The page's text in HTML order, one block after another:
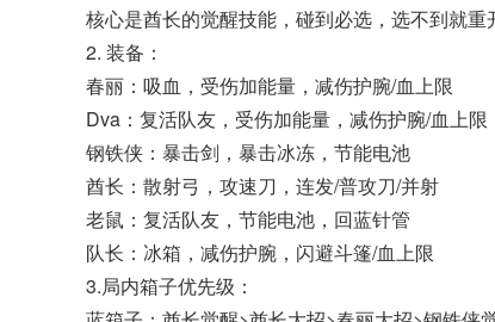
核心是酋长的觉醒技能，碰到必选，选不到就重
2. 装备：
春丽：吸血，受伤加能量，减伤护腕/血上限
Dva：复活队友，受伤加能量，减伤护腕/血上限
钢铁侠：暴击剑，暴击冰冻，节能电池
酋长：散射弓，攻速刀，连发/普攻刀/并射
老鼠：复活队友，节能电池，回蓝针管
队长：冰箱，减伤护腕，闪避斗篷/血上限
3.局内箱子优先级：